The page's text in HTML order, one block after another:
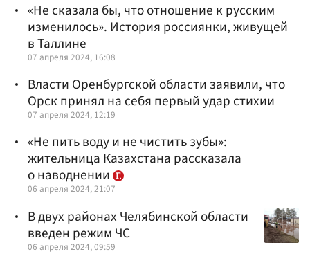
«Не сказала бы, что отношение к русским
изменилось». История россиянки, живущей
в Таллине
07 апреля 2024, 16:08
Власти Оренбургской области заявили, что
Орск принял на себя первый удар стихии
07 апреля 2024, 12:19
«Не пить воду и не чистить зубы»:
жительница Казахстана рассказала
о наводнении
06 апреля 2024, 21:07
В двух районах Челябинской области
введен режим ЧС
06 апреля 2024, 09:59